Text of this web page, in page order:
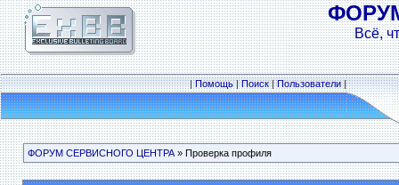
Всё,
|Помощь|Поиск|Пользователи|
ФОРУМ СЕРВИСНОГО ЦЕНТРА» Проверка профиля